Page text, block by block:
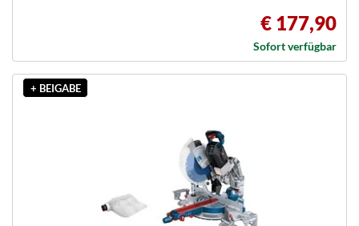
€ 177,90
Sofort verfügbar
+ BEIGABE